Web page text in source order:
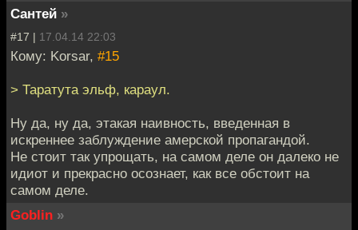
Сантей »
#17 | 17.04.14 22:03
Кому: Korsar, #15
> Таратута эльф, караул.
Ну да, ну да, этакая наивность, введенная в
искреннее заблуждение амерской пропагандой.
Не стоит так упрощать, на самом деле он далеко не
идиот и прекрасно осознает, как все обстоит на
самом деле.
Goblin »